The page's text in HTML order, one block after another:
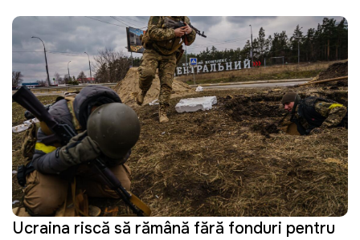
Ucraina riscă să rămână fără fonduri pentru